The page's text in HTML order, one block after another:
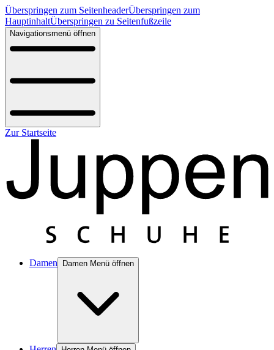
Überspringen zum SeitenheaderÜberspringen zum
HauptinhaltÜberspringen zu Seitenfußzeile
Navigationsmenü öffnen
Zur Startseite
Damen Damen Menü öffnen